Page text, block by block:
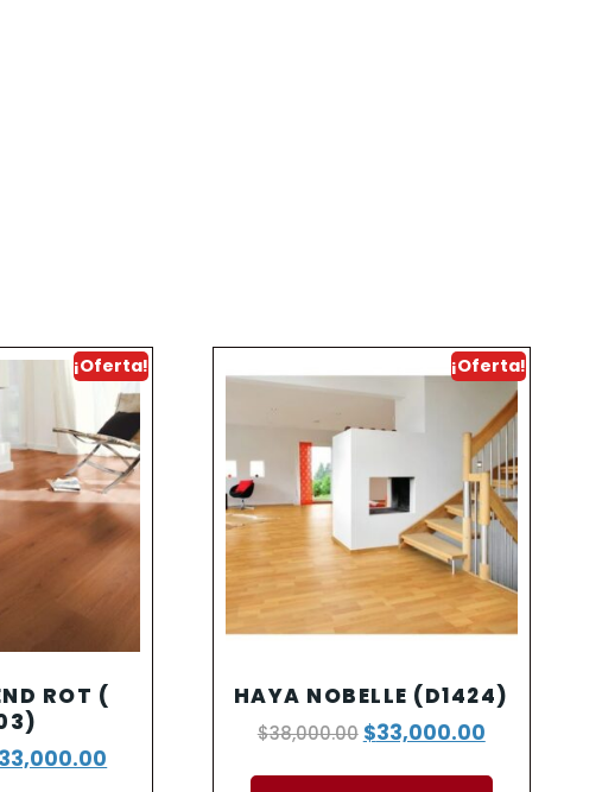
¡Oferta!
ROT (
33,000.00
¡Oferta!
HAYA NOBELLE (D1424)
$38,000.00 $33,000.00